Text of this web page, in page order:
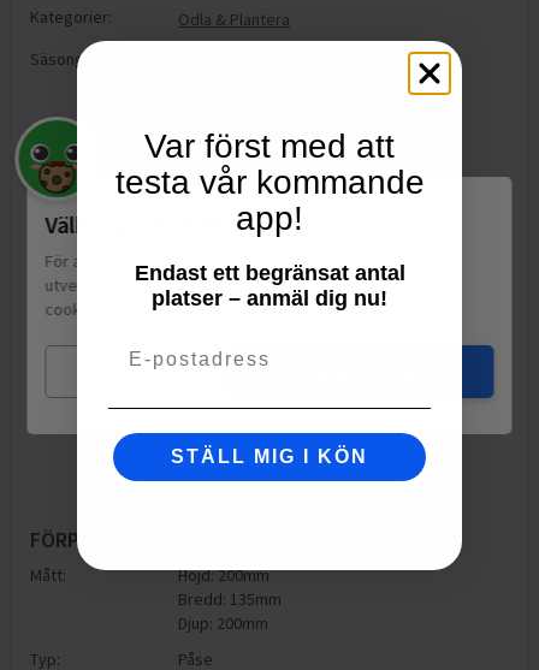
Kategorier:
Odla & Plantera
Säsong:
FÖRPACKNING
Mått:
Höjd: 200mm
Bredd: 135mm
Djup: 200mm
Typ:
Påse
Välkommen till Matspar.se
För att leverera en personlig upplevelse, mäta sajtens
utveckling och ha sociala medier-koppling använder vi
cookies.
Läs mer
Mina val
Var först med att
testa vår kommande
app!
Endast ett begränsat antal
platser – anmäl dig nu!
STÄLL MIG I KÖN